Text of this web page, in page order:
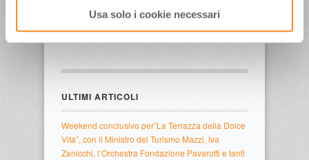
Usa solo i cookie necessari
ULTIMI ARTICOLI
Weekend conclusivo per”La Terrazza della Dolce
Vita”, con il Ministro del Turismo Mazzi, Iva
Zanicchi, l’Orchestra Fondazione Pavarotti e tanti